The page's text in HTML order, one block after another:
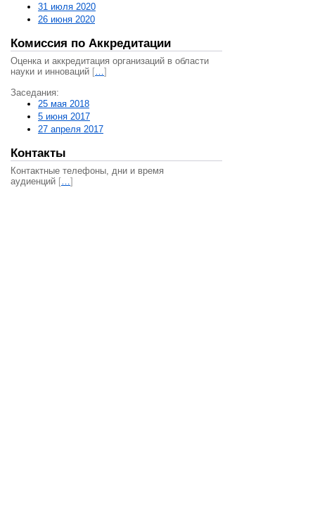
31 июля 2020
26 июня 2020
Комиссия по Аккредитации
Оценка и аккредитация организаций в области
науки и инноваций […]
Заседания:
25 мая 2018
5 июня 2017
27 апреля 2017
Контакты
Контактные телефоны, дни и время
аудиенций […]